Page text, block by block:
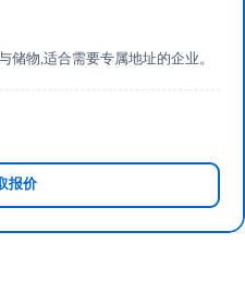
储物,适合需要专属地址的企业。
报价